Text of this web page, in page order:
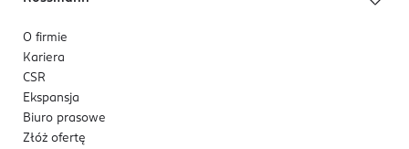
O firmie
Kariera
CSR
Ekspansja
Biuro prasowe
Złóż ofertę